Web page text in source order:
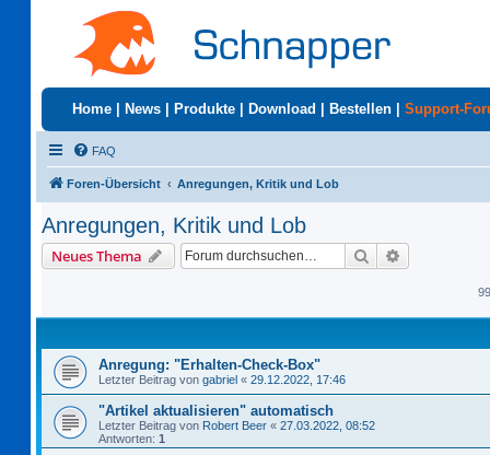
Home News Produkte Download Bestellen Support-
FAQ
Foren-Übersicht Anregungen, Kritik und Lob
Anregungen, Kritik und Lob
Neues Thema Suche
Anregung: "Erhalten-Check-Box"
Letzter Beitrag von gabriel « 29.12.2022, 17:46
"Artikel aktualisieren" automatisch
Letzter Beitrag von Robert Beer « 27.03.2022, 08:52
Antworten: 1